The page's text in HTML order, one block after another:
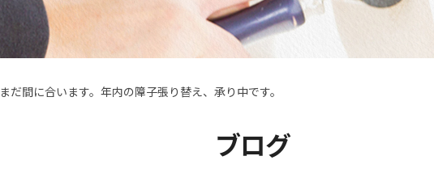
まだ間に合います。年内の障子張り替え、承り中です。
ブログ